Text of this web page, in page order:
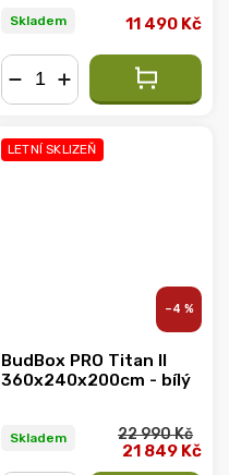
Skladem 11 490 Kč
LETNÍ SKLIZEŇ
–4 %
BudBox PRO Titan II
360x240x200cm - bílý
Skladem 22 990 Kč
21 849 Kč